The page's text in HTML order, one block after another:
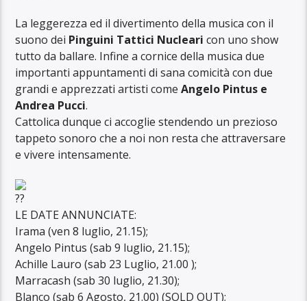
La leggerezza ed il divertimento della musica con il
suono dei Pinguini Tattici Nucleari con uno show
tutto da ballare. Infine a cornice della musica due
importanti appuntamenti di sana comicità con due
grandi e apprezzati artisti comeAngelo Pintus e
Andrea Pucci.
Cattolica dunque ci accoglie stendendo un prezioso
tappeto sonoro che a noi non resta che attraversare
e vivere intensamente.
LE DATE ANNUNCIATE:
Irama (ven 8 luglio, 21.15);
Angelo Pintus (sab 9 luglio, 21.15);
Achille Lauro (sab 23 Luglio, 21.00 );
Marracash (sab 30 luglio, 21.30);
Blanco (sab 6 Agosto, 21.00) (SOLD OUT);